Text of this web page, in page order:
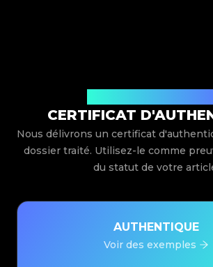
CERTIFICAT
Nous délivrons un certificat
dossier traité. Utilisez-le comme
du statut de votre
AUTHENTIQUE
Voir des exemples